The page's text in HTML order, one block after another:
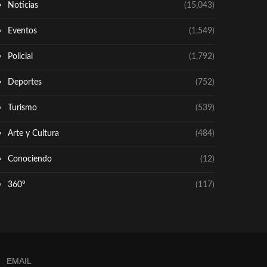
Noticias (15,043)
Eventos (1,549)
Policial (1,792)
Deportes (752)
Turismo (539)
Arte y Cultura (484)
Conociendo (12)
360º (117)
EMAIL